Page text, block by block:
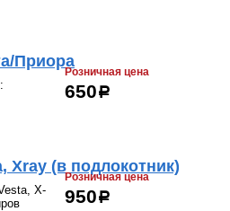
Приора
Розничная цена
650р
Xray (в подлокотник)
X-
Розничная цена
950р